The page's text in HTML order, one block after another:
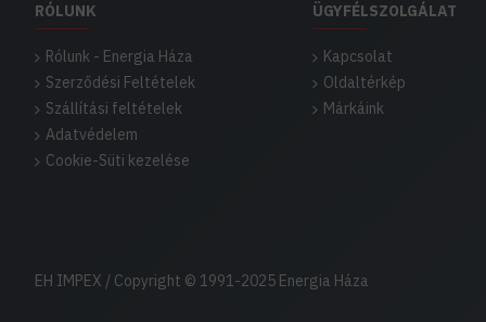
RÓLUNK
Rólunk - Energia Háza
Szerződési Feltételek
Szállítási feltételek
Adatvédelem
Cookie-Süti kezelése
ÜGYFÉLSZOLGÁLAT
Kapcsolat
Oldaltérkép
Márkáink
EH IMPEX / Copyright © 1991-2025 Energia Háza